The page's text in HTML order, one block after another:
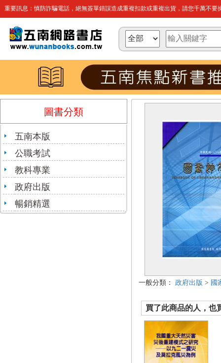
重要訊息：慎防詐騙電話，絕無簽單錯誤造成重複扣款或重複出貨，請您千萬不要
圖書分類
五南本版
公職考試
教科專業
政府出版
暢銷精選
一般分類： 政府出版 > 國
買了此商品的人，也